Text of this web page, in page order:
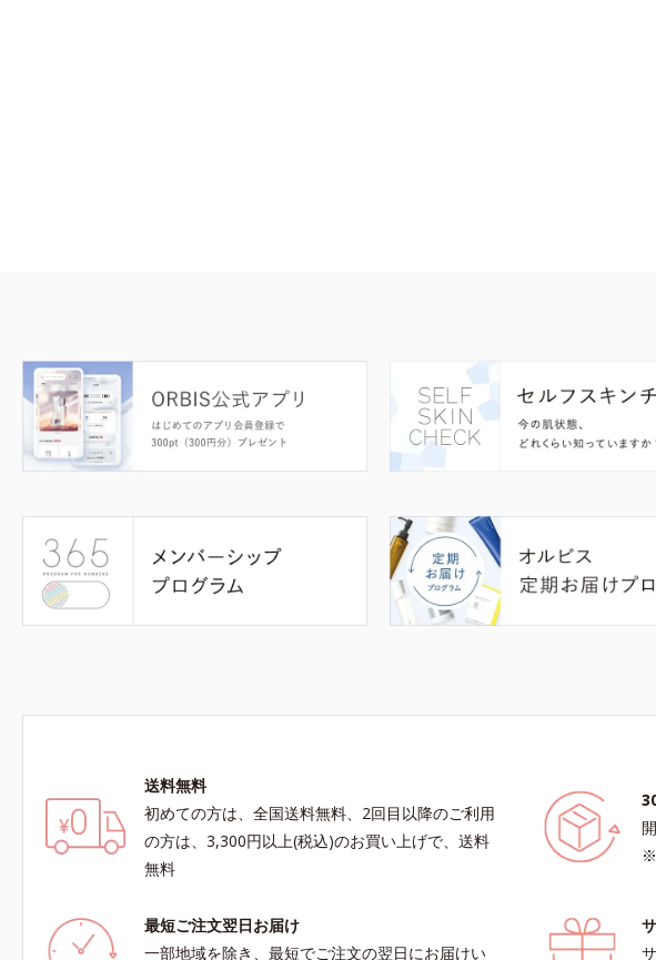
送料無料
初めての方は、全国送料無料、2回目以降のご利用
の方は、3,300円以上(税込)のお買い上げで、送料
無料
※
最短ご注文翌日お届け
一部地域を除き、最短でご注文の翌日にお届けい